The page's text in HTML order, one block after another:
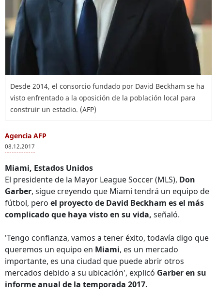
Desde 2014, el consorcio fundado por David Beckham se ha
visto enfrentado a la oposición de la población local para
construir un estadio. (AFP)
Agencia AFP
08.12.2017
Miami, Estados Unidos
El presidente de la Mayor League Soccer (MLS), Don
Garber, sigue creyendo que Miami tendrá un equipo de
fútbol, pero el proyecto de David Beckham es el más
complicado que haya visto en su vida, señaló.
'Tengo confianza, vamos a tener éxito, todavía digo que
queremos un equipo en Miami, es un mercado
importante, es una ciudad que puede abrir otros
mercados debido a su ubicación', explicó Garber en su
informe anual de la temporada 2017.